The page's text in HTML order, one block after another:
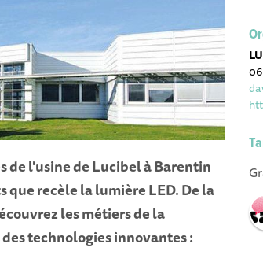
de l'usine de Lucibel à Barentin
que recèle la lumière LED. De la
les métiers de la
technologies innovantes :